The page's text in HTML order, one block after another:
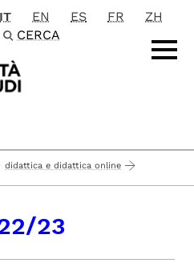
principale
IT EN ES FR
ZH
CERCA
didattica e didattica online
23